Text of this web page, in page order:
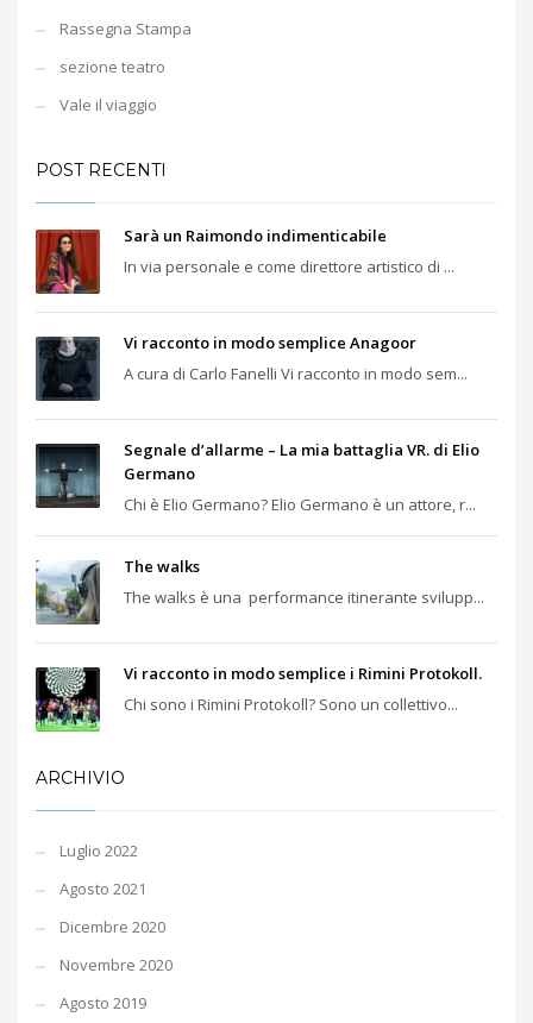
Rassegna Stampa
sezione teatro
Vale il viaggio
POST RECENTI
Sarà un Raimondo indimenticabile
In via personale e come direttore artistico di ...
Vi racconto in modo semplice Anagoor
A cura di Carlo Fanelli Vi racconto in modo sem...
Segnale d’allarme – La mia battaglia VR. di Elio
Germano
Chi è Elio Germano? Elio Germano è un attore, r...
The walks
The walks è una performance itinerante svilupp...
Vi racconto in modo semplice i Rimini Protokoll.
Chi sono i Rimini Protokoll? Sono un collettivo...
ARCHIVIO
Luglio 2022
Agosto 2021
Dicembre 2020
Novembre 2020
Agosto 2019